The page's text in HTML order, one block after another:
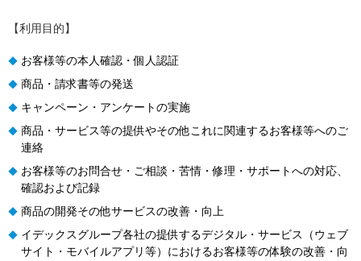
【利用目的】
◆ お客様等の本人確認・個人認証
◆ 商品・請求書等の発送
◆ キャンペーン・アンケートの実施
◆ 商品・サービス等の提供やその他これに関連するお客様等へのご
連絡
◆ お客様等のお問合せ・ご相談・苦情・修理・サポートへの対応、
確認および記録
◆ 商品の開発その他サービスの改善・向上
◆ イデックスグループ各社の提供するデジタル・サービス（ウェブ
サイト・モバイルアプリ等）におけるお客様等の体験の改善・向